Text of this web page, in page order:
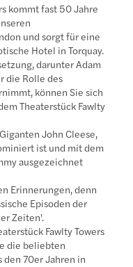
kommt fast 50 Jahre
und sorgt für eine
Hotel in Torquay.
darunter Adam
die Rolle des
können Sie sich
Theaterstück Fawlty
John Cleese,
ist und mit dem
ausgezeichnet
Erinnerungen, denn
Episoden der
Zeiten'.
Fawlty Towers
die beliebten
den 70er Jahren in